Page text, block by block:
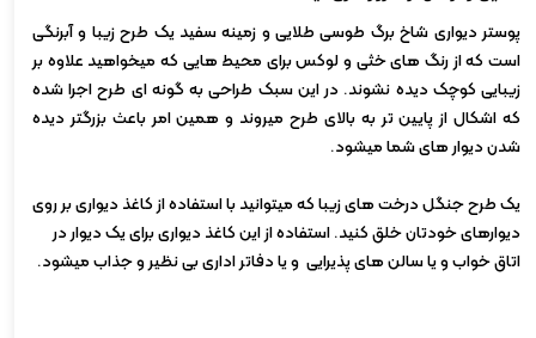
پوستر دیواری شاخ برگ طوسی طلایی و زمینه سفید یک طرح زیبا و آبرنگی
است که از رنگ های خثی و لوکس برای محیط هایی که میخواهید علاوه بر
زیبایی کوچک دیده نشوند. در این سبک طراحی به گونه ای طرح اجرا شده
که اشکال از پایین تر به بالای طرح میروند و همین امر باعث بزرگتر دیده
شدن دیوار های شما میشود.
یک طرح جنگل درخت های زیبا که میتوانید با استفاده از کاغذ دیواری بر روی
دیوارهای خودتان خلق کنید. استفاده از این کاغذ دیواری برای یک دیوار در
اتاق خواب و یا سالن های پذیرایی و یا دفاتر اداری بی نظیر و جذاب میشود.